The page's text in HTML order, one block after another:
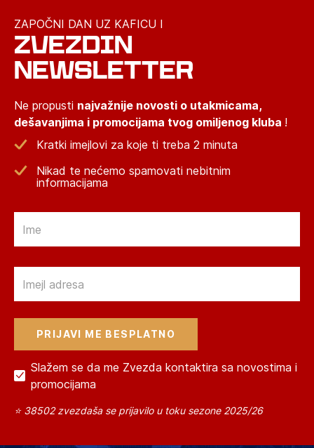
ZAPOČNI DAN UZ KAFICU I
ZVEZDIN
NEWSLETTER
Ne propusti najvažnije novosti o utakmicama,
dešavanjima i promocijama tvog omiljenog kluba !
Kratki imejlovi za koje ti treba 2 minuta
Nikad te nećemo spamovati nebitnim
informacijama
Slažem se da me Zvezda kontaktira sa novostima i
promocijama
⭐ 38502 zvezdaša se prijavilo u toku sezone 2025/26